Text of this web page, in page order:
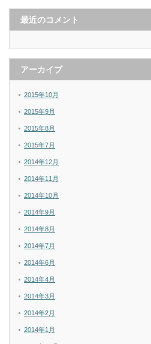
最近のコメント
アーカイブ
2015年10月
2015年9月
2015年8月
2015年7月
2014年12月
2014年11月
2014年10月
2014年9月
2014年8月
2014年7月
2014年6月
2014年4月
2014年3月
2014年2月
2014年1月